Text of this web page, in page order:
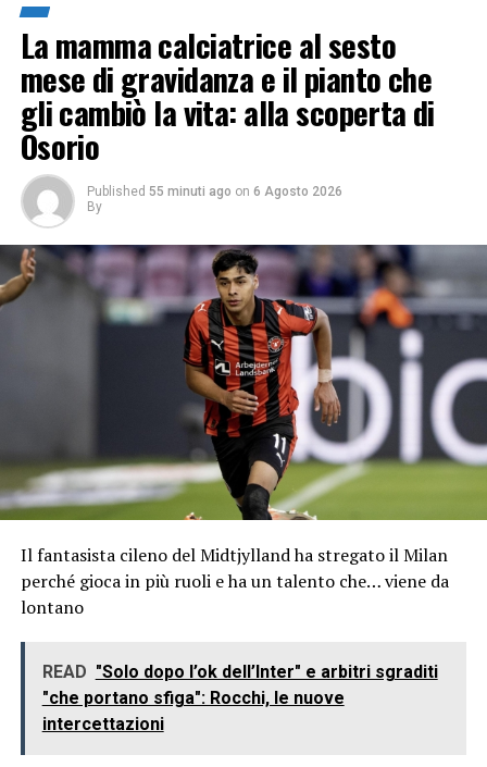
La mamma calciatrice al sesto
mese di gravidanza e il pianto che
gli cambiò la vita: alla scoperta di
Osorio
Published 55 minuti ago on 6 Agosto 2026
By
Il fantasista cileno del Midtjylland ha stregato il Milan
perché gioca in più ruoli e ha un talento che… viene da
lontano
READ "Solo dopo l’ok dell’Inter" e arbitri sgraditi
"che portano sfiga": Rocchi, le nuove
intercettazioni